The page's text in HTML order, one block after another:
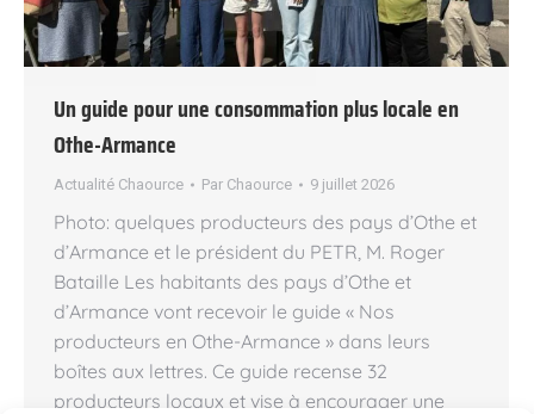
Un guide pour une consommation plus locale en
Othe-Armance
Actualité Chaource Par Chaource 9 juillet 2026
Photo: quelques producteurs des pays d’Othe et
d’Armance et le président du PETR, M. Roger
Bataille Les habitants des pays d’Othe et
d’Armance vont recevoir le guide « Nos
producteurs en Othe-Armance » dans leurs
boîtes aux lettres. Ce guide recense 32
producteurs locaux et vise à encourager une